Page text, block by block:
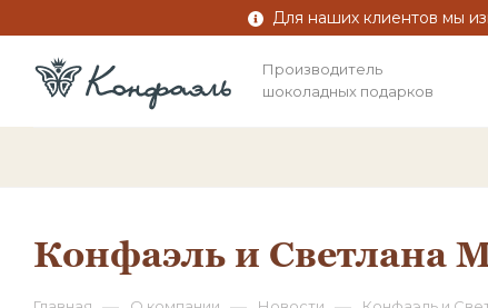
Для наших клиентов мы
Производитель
шоколадных подарков
Конфаэль и Светлана